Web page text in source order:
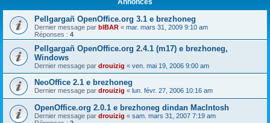
Annonces
Pellgargañ OpenOffice.org 3.1 e brezhoneg
Dernier message par bIBAR « mar. mars 31, 2009 9:10 am
Réponses : 4
Pellgargañ OpenOffice.org 2.4.1 (m17) e brezhoneg,
Windows
Dernier message par drouizig « ven. mai 19, 2006 9:00 am
NeoOffice 2.1 e brezhoneg
Dernier message par drouizig « lun. févr. 27, 2006 10:16 am
OpenOffice.org 2.0.1 e brezhoneg dindan MacIntosh
Dernier message par drouizig « sam. mars 31, 2007 7:19 am